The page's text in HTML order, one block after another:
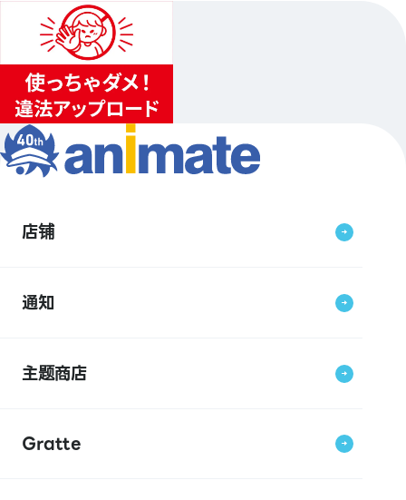
店铺
通知
主题商店
Gratte